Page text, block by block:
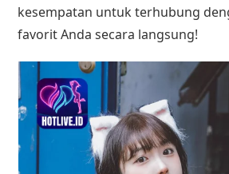
kesempatan untuk terhubung
favorit Anda secara langsung!